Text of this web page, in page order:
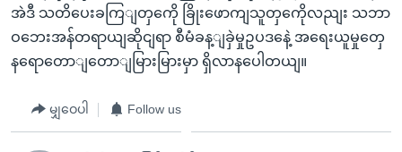
အဲဒီ သတိပေးခကြျတှကေို ခြိုးဖောကျသူတှကေိုလညျး သဘာ
ဝဘေးအန်တရာယျဆိုငျရာ စီမံခန့ျခှဲမှုဥပဒနေဲ့ အရေးယူမှုတှေ
နရောတောျတောျမြားမြားမှာ ရှိလာနပေါတယျ။
မျှဝေပါ Follow us